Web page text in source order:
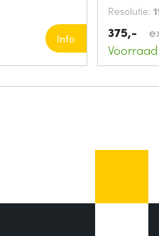
Info
Resolutie:
375,-
Voorraad